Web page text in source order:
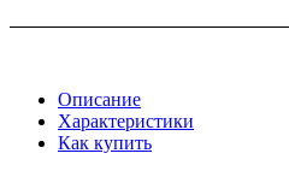
Описание
Характеристики
Как купить